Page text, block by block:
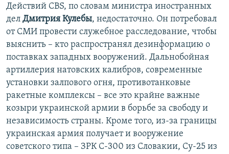
Действий CBS, по словам министра иностранных
дел Дмитрия Кулебы, недостаточно. Он потребовал
от СМИ провести служебное расследование, чтобы
выяснить – кто распространял дезинформацию о
поставках западных вооружений. Дальнобойная
артиллерия натовских калибров, современные
установки залпового огня, противотанковые
ракетные комплексы – все это крайне важные
козыри украинской армии в борьбе за свободу и
независимость страны. Кроме того, из-за границы
украинская армия получает и вооружение
советского типа – ЗРК С-300 из Словакии, Су-25 из